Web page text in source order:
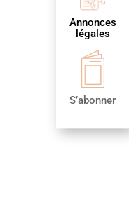
Annonces
légales
S’abonner